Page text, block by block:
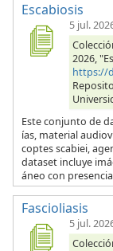
Escabiosis
5 jul.
2026,
https://
Este conjunto de
ías, material
coptes scabiei,
dataset incluye
áneo con
Fascioliasis
5 jul.